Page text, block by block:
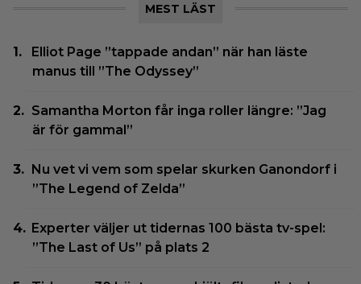
MEST LÄST
Elliot Page ”tappade andan” när han läste
manus till ”The Odyssey”
Samantha Morton får inga roller längre: ”Jag
är för gammal”
Nu vet vi vem som spelar skurken Ganondorf i
”The Legend of Zelda”
Experter väljer ut tidernas 100 bästa tv-spel:
”The Last of Us” på plats 2